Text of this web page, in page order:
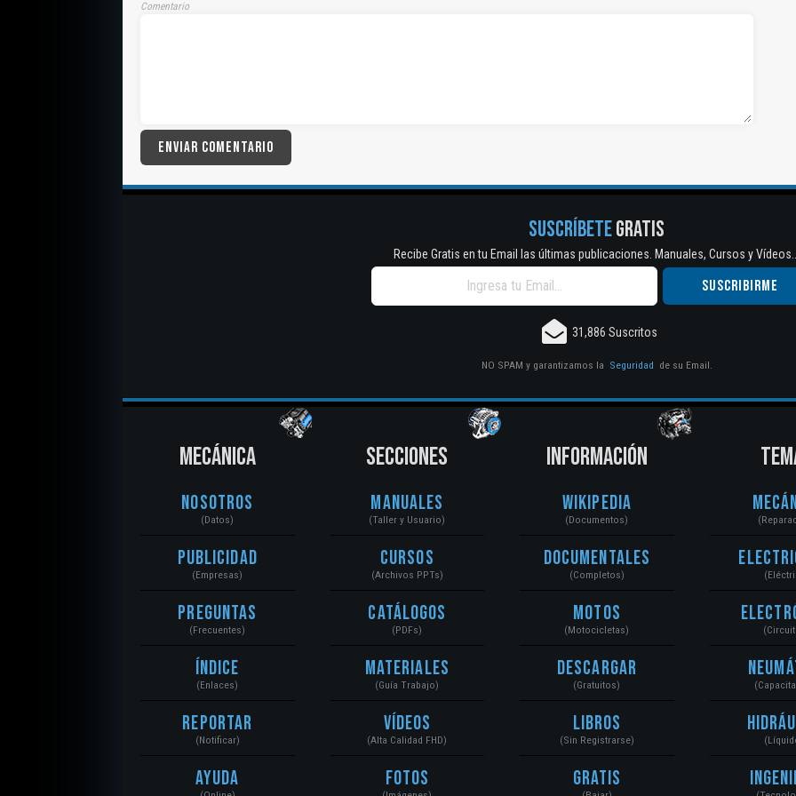
Comentario
SUSCRÍBETEGRATIS
Recibe Gratis en tu Email las últimas publicaciones. Manuales, Cursos y
31,886 Suscritos
NO SPAM y garantizamos la Seguridad de su Email.
MECÁNICA
Nosotros
(Datos)
Publicidad
(Empresas)
Preguntas
(Frecuentes)
Índice
(Enlaces)
Reportar
(Notificar)
Ayuda
SECCIONES
Manuales
(Taller y Usuario)
Cursos
(Archivos PPTs)
Catálogos
(PDFs)
Materiales
(Guía Trabajo)
Vídeos
(Alta Calidad FHD)
Fotos
INFORMACIÓN
Wikipedia
(Documentos)
Documentales
(Completos)
Motos
(Motocicletas)
Descargar
(Gratuitos)
Libros
(Sin Registrarse)
Gratis